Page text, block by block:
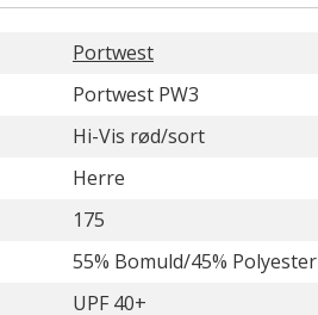
Portwest
Portwest PW3
Hi-Vis rød/sort
Herre
175
55% Bomuld/45% Polyester
UPF 40+